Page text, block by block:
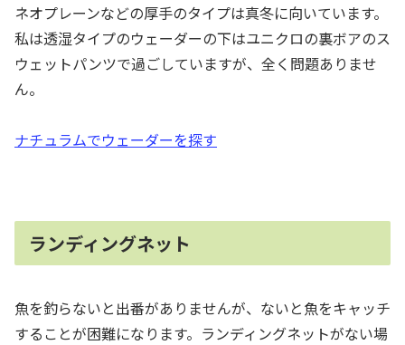
ネオプレーンなどの厚手のタイプは真冬に向いています。
私は透湿タイプのウェーダーの下はユニクロの裏ボアのス
ウェットパンツで過ごしていますが、全く問題ありませ
ん。
ナチュラムでウェーダーを探す
ランディングネット
魚を釣らないと出番がありませんが、ないと魚をキャッチ
することが困難になります。ランディングネットがない場